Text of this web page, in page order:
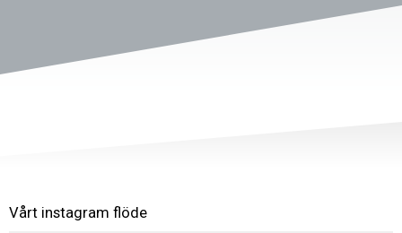
Vårt instagram flöde